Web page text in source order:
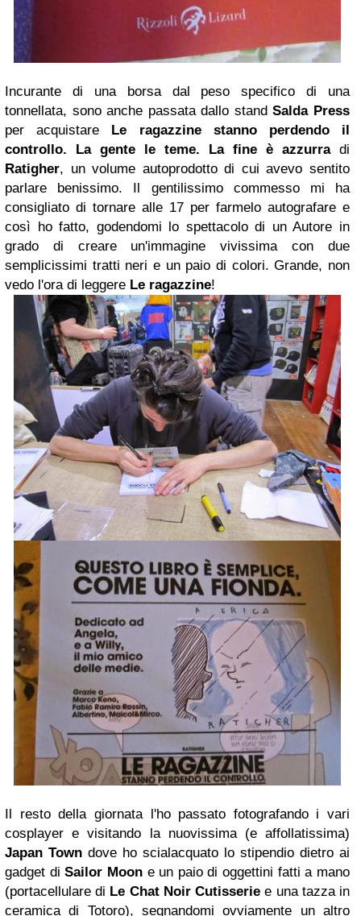
Incurante di una borsa dal peso specifico di una
tonnellata, sono anche passata dallo standSalda Press
per acquistare Le ragazzine stanno perdendo il
controllo. La gente le teme. La fine è azzurradi
Ratigher, un volume autoprodotto di cui avevo sentito
parlare benissimo. Il gentilissimo commesso mi ha
consigliato di tornare alle 17 per farmelo autografare e
così ho fatto, godendomi lo spettacolo di un Autore in
grado di creare un'immagine vivissima con due
semplicissimi tratti neri e un paio di colori. Grande, non
vedo l'ora di leggere Le ragazzine!
Il resto della giornata l'ho passato fotografando i vari
cosplayer e visitando la nuovissima (e affollatissima)
Japan Town dove ho scialacquato lo stipendio dietro ai
gadget diSailor Moone un paio di oggettini fatti a mano
(portacellulare di Le Chat Noir Cutisserie e una tazza in
ceramica di Totoro), segnandomi ovviamente un altro